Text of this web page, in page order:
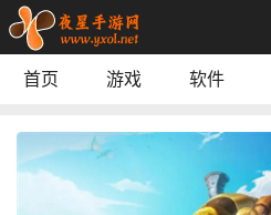
休闲益智：阿凡达孩童世界
模拟经营：梅尔沃放置
角色扮演
游戏辅助 ：mt画质助手240帧
游戏辅助：鲸鱼漫游
首页 游戏 软件